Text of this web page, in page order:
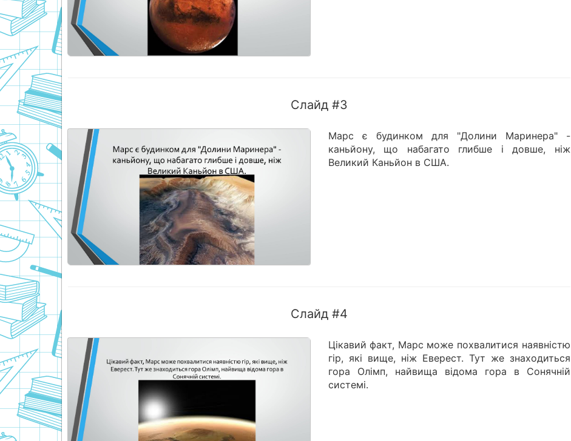
Слайд #3
Марс є будинком для "Долини Маринера" -
каньйону, що набагато глибше і довше, ніж
Великий Каньйон в США.
Слайд #4
Цікавий факт, Марс може похвалитися наявністю
гір, які вище, ніж Еверест. Тут же знаходиться
гора Олімп, найвища відома гора в Сонячній
системі.